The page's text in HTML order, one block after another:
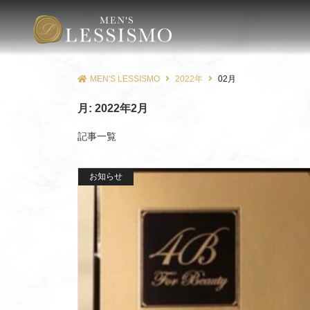
MEN'S LESSISMO 2022年 02月
月: 2022年2月
記事一覧
お知らせ